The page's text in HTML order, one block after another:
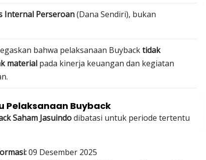
Internal Perseroan(Dana Sendiri), bukan
bahwa pelaksanaan Buybacktidak
materialpada kinerja keuangan dan kegiatan
Pelaksanaan Buyback
Saham Jasuindodibatasi untuk periode tertentu
09 Desember 2025